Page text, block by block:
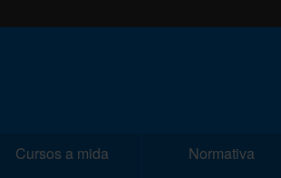
Cursos a mida Normativa